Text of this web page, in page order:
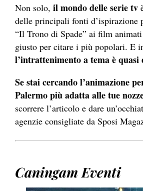
Non solo, il mondo delle serie tv
delle principali fonti d’ispirazione
“Il Trono di Spade” ai film
giusto per citare i più popolari. E
l’intrattenimento a tema è quasi
Se stai cercando l’animazione
Palermo più adatta alle tue
scorrere l’articolo e dare
agenzie consigliate da Sposi
Caningam Eventi